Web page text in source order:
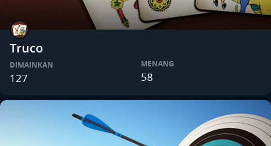
Truco
DIMAINKAN
127
MENANG
58